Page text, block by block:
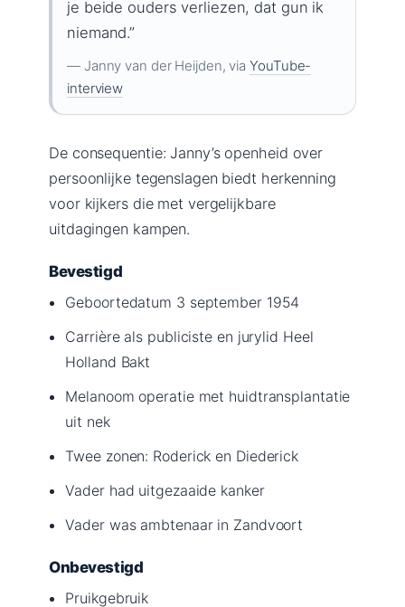
je beide ouders verliezen, dat gun ik
niemand.”
— Janny van der Heijden, viaYouTube-
interview
De consequentie: Janny’s openheid over
persoonlijke tegenslagen biedt herkenning
voor kijkers die met vergelijkbare
uitdagingen kampen.
Bevestigd
Geboortedatum 3 september 1954
Carrière als publiciste en jurylid Heel
Holland Bakt
Melanoom operatie met huidtransplantatie
uit nek
Twee zonen: Roderick en Diederick
Vader had uitgezaaide kanker
Vader was ambtenaar in Zandvoort
Onbevestigd
Pruikgebruik